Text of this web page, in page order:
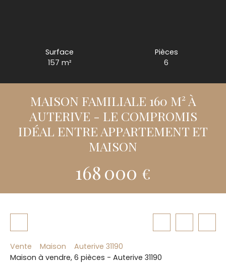
Surface
157 m²
Pièces
6
MAISON FAMILIALE 160 M² À
AUTERIVE - LE COMPROMIS
IDÉAL ENTRE APPARTEMENT ET
MAISON
168 000 €
Vente Maison
Auterive 31190
Maison à vendre, 6 pièces - Auterive 31190